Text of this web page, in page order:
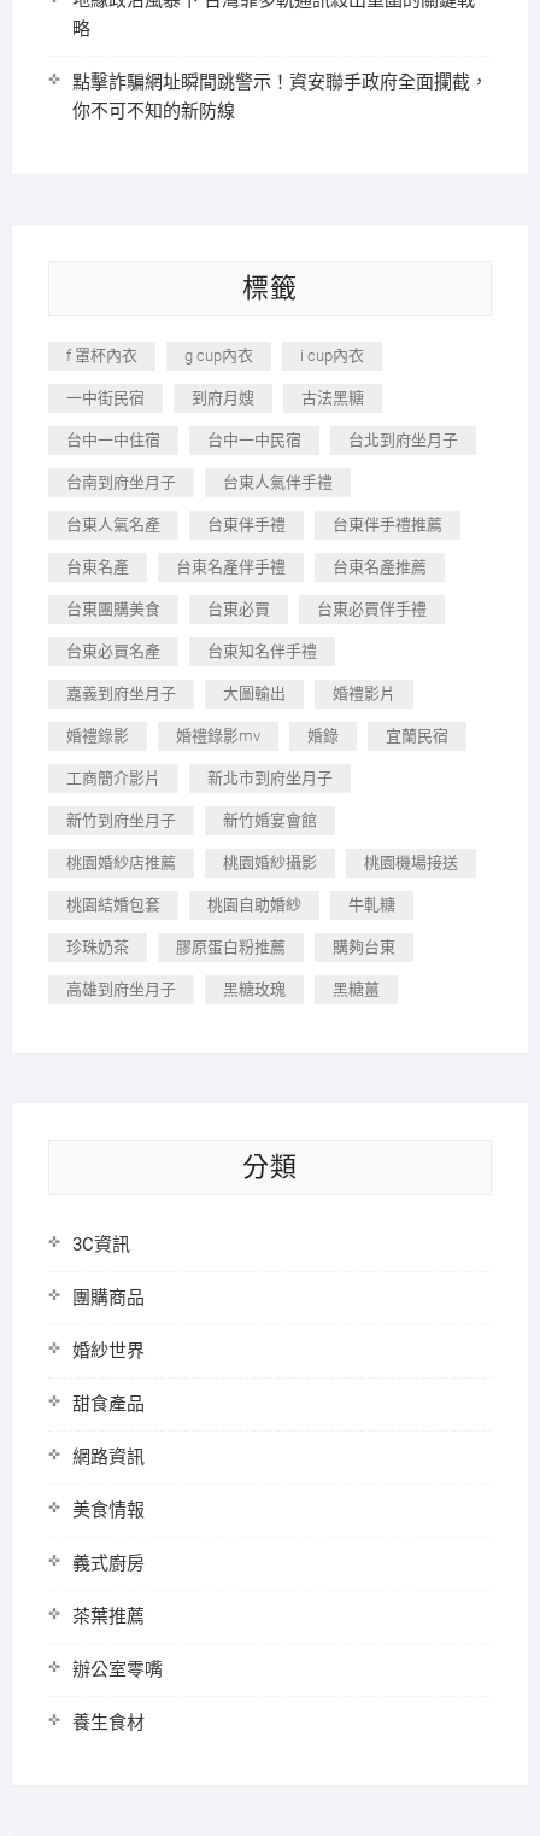
略
點擊詐騙網址瞬間跳警示！資安聯手政府全面攔截，
你不可不知的新防線
標籤
f 罩杯內衣 g cup內衣 i cup內衣
一中街民宿 到府月嫂 古法黑糖
台中一中住宿 台中一中民宿 台北到府坐月子
台南到府坐月子 台東人氣伴手禮
台東人氣名產 台東伴手禮 台東伴手禮推薦
台東名產 台東名產伴手禮 台東名產推薦
台東團購美食 台東必買 台東必買伴手禮
台東必買名產 台東知名伴手禮
嘉義到府坐月子 大圖輸出 婚禮影片
婚禮錄影 婚禮錄影mv 婚錄 宜蘭民宿
工商簡介影片 新北市到府坐月子
新竹到府坐月子 新竹婚宴會館
桃園婚紗店推薦 桃園婚紗攝影 桃園機場接送
桃園結婚包套 桃園自助婚紗 牛軋糖
珍珠奶茶 膠原蛋白粉推薦 購夠台東
高雄到府坐月子 黑糖玫瑰 黑糖薑
分類
3C資訊
團購商品
婚紗世界
甜食產品
網路資訊
美食情報
義式廚房
茶葉推薦
辦公室零嘴
養生食材